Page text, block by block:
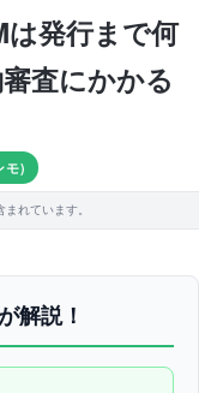
発行まで何
査にかかる
モ)
れています。
解説！